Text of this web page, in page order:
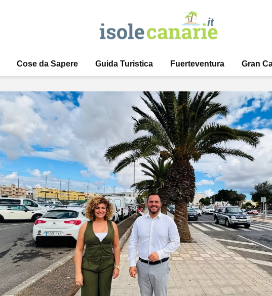
Cose da Sapere Guida Turistica Fuerteventura Gran